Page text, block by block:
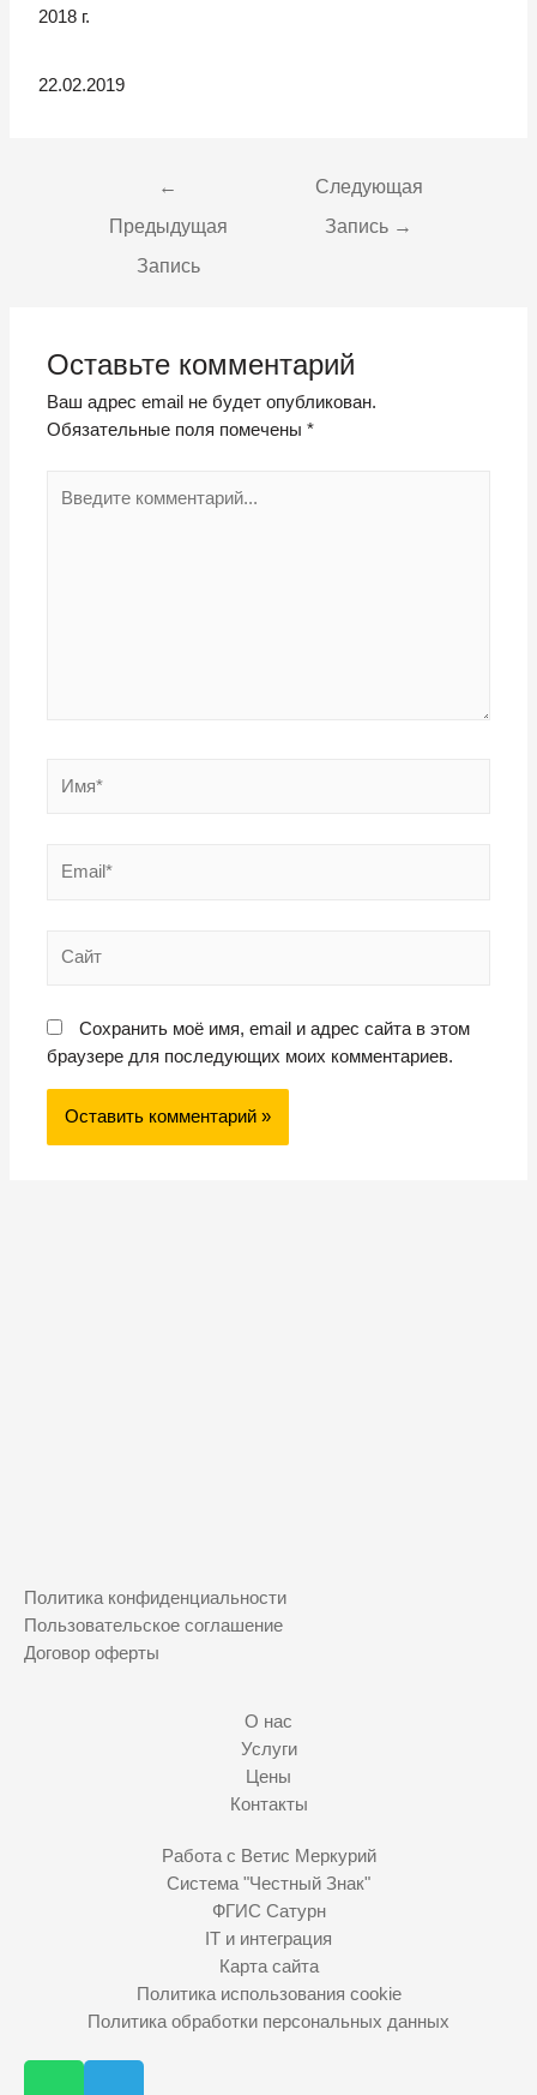
2018 г.
22.02.2019
←
Предыдущая
Запись
Следующая
Запись →
Оставьте комментарий
Ваш адрес email не будет опубликован.
Обязательные поля помечены*
Сохранить моё имя, email и адрес сайта в этом
браузере для последующих моих комментариев.
Политика конфиденциальности
Пользовательское соглашение
Договор оферты
О нас
Услуги
Цены
Контакты
Работа с Ветис Меркурий
Система "Честный Знак"
ФГИС Сатурн
IT и интеграция
Карта сайта
Политика использования cookie
Политика обработки персональных данных